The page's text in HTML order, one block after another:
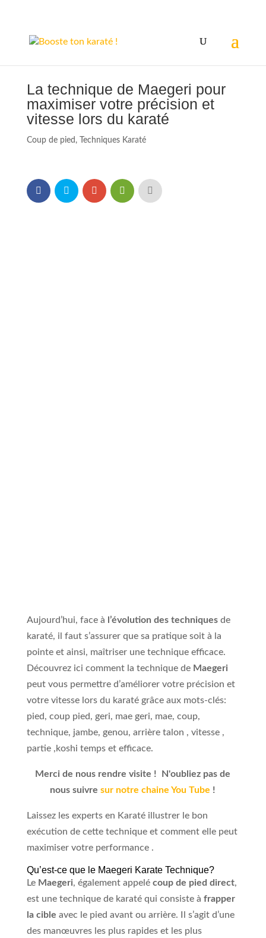
La technique de Maegeri pour
maximiser votre précision et
vitesse lors du karaté
Coup de pied , Techniques Karaté
Aujourd’hui, face à l’évolution des techniquesde
karaté, il faut s’assurer que sa pratique soit à la
pointe et ainsi, maîtriser une technique efficace.
Découvrez ici comment la technique de Maegeri
peut vous permettre d’améliorer votre précision et
votre vitesse lors du karaté grâce aux mots-clés:
pied, coup pied, geri, mae geri, mae, coup,
technique, jambe, genou, arrière talon , vitesse ,
partie ,koshi temps et efficace.
Merci de nous rendre visite ! N'oubliez pas de
nous suivresur notre chaine You Tube !
Laissez les experts en Karaté illustrer le bon
exécution de cette technique et comment elle peut
maximiser votre performance .
Qu’est-ce que le Maegeri Karate Technique?
Le Maegeri, également appelé coup de pied direct,
est une technique de karaté qui consiste à frapper
la cible avec le pied avant ou arrière. Il s’agit d’une
des manœuvres les plus rapides et les plus